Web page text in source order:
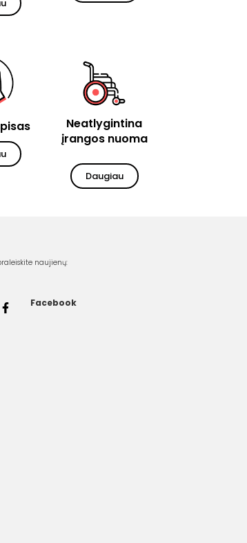
Neatlygintina
įrangos nuoma
Daugiau
naujienų:
Facebook